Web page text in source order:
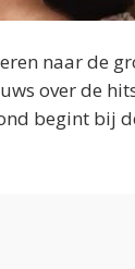
naar de
over de
begint bij